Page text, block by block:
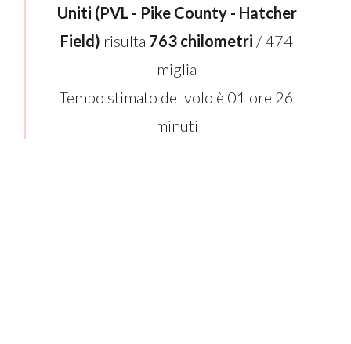
Uniti (PVL - Pike County - Hatcher
Field) risulta 763 chilometri / 474
miglia
Tempo stimato del volo è 01 ore 26
minuti